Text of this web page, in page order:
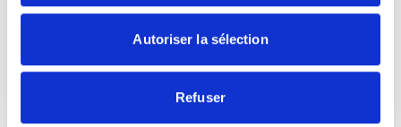
Autoriser la sélection
Refuser
« Les distributeurs accompagnent les agriculteurs dès
ce que les derniers aient terminer leur récolte »